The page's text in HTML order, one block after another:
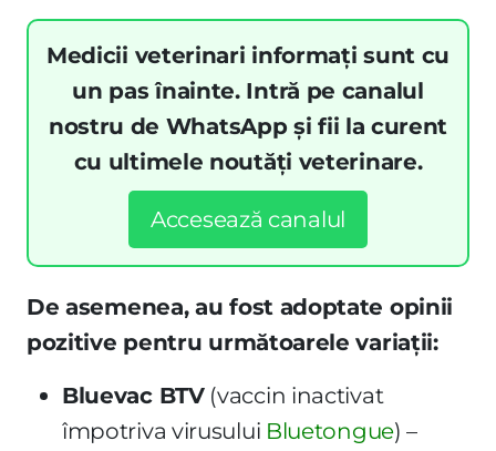
Medicii veterinari informați sunt cu
un pas înainte. Intră pe canalul
nostru de WhatsApp și fii la curent
cu ultimele noutăți veterinare.
Accesează canalul
De asemenea, au fost adoptate opinii
pozitive pentru următoarele variații:
Bluevac BTV(vaccin inactivat
împotriva virusului Bluetongue) –